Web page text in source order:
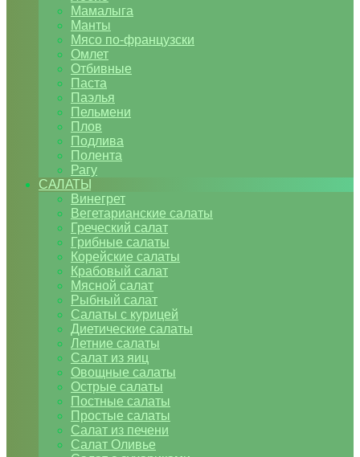
Мамалыга
Манты
Мясо по-французски
Омлет
Отбивные
Паста
Паэлья
Пельмени
Плов
Подлива
Полента
Рагу
САЛАТЫ
Винегрет
Вегетарианские салаты
Греческий салат
Грибные салаты
Корейские салаты
Крабовый салат
Мясной салат
Рыбный салат
Салаты с курицей
Диетические салаты
Летние салаты
Салат из яиц
Овощные салаты
Острые салаты
Постные салаты
Простые салаты
Салат из печени
Салат Оливье